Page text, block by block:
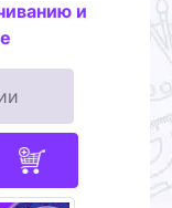
и